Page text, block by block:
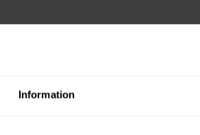
Information